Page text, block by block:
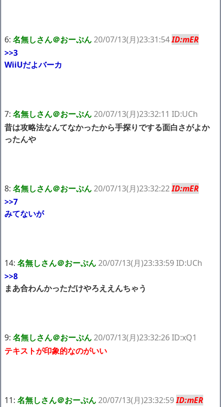
【画像】彼女「ねー、今日のデートこれで行っていー？」ﾊﾟｼｬ
広末涼子さん、正気に戻ってしまい絶望する・・・「アカン、キ
ャリアがすべて終わった」
【配信者】「金バエ」のSNS更新が1週間途絶え、様々な憶測が
買収されてしまう
ハードオフに売っていた4万4000円のフィギュアがヤバすぎるｗ
ｗｗｗｗｗ「こんな高いの？ｗｗ」「逆に超安い」
【閲覧注意】俺が近くにいると機械が壊れるんだけどさ
6: 名無しさん＠おーぷん20/07/13(月)23:31:54ID:mER
>>3
WiiUだよバーカ
7: 名無しさん＠おーぷん20/07/13(月)23:32:11 ID:UCh
昔は攻略法なんてなかったから手探りでする面白さがよか
ったんや
8: 名無しさん＠おーぷん20/07/13(月)23:32:22ID:mER
>>7
みてないが
14: 名無しさん＠おーぷん20/07/13(月)23:33:59 ID:UCh
>>8
まあ合わんかっただけやろええんちゃう
9: 名無しさん＠おーぷん20/07/13(月)23:32:26 ID:xQ1
テキストが印象的なのがいい
11: 名無しさん＠おーぷん20/07/13(月)23:32:59ID:mER